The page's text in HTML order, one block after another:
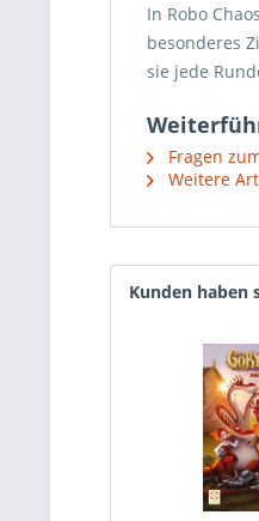
In Robo
besonderes
sie jede
Fragen
Weitere
Kunden haben